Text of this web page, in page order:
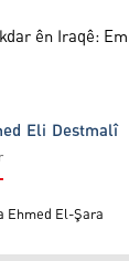
ên Iraqê:
Eli Destmalî
Ehmed El-Şara